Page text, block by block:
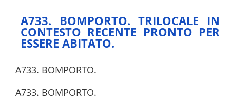
A733. BOMPORTO. TRILOCALE IN
CONTESTO RECENTE PRONTO PER
ESSERE ABITATO.
A733. BOMPORTO.
A733. BOMPORTO.